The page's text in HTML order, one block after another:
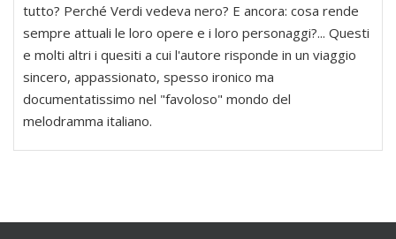
tutto? Perché Verdi vedeva nero? E ancora: cosa rende
sempre attuali le loro opere e i loro personaggi?... Questi
e molti altri i quesiti a cui l'autore risponde in un viaggio
sincero, appassionato, spesso ironico ma
documentatissimo nel "favoloso" mondo del
melodramma italiano.